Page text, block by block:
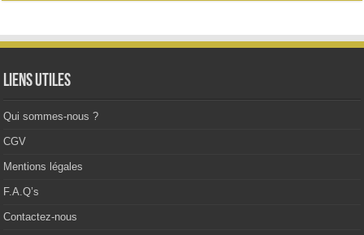
Liens utiles
Qui sommes-nous ?
CGV
Mentions légales
F.A.Q’s
Contactez-nous